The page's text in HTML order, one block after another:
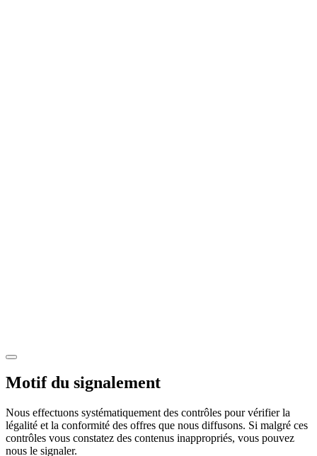
Motif du signalement
Nous effectuons systématiquement des contrôles pour vérifier la
légalité et la conformité des offres que nous diffusons. Si malgré ces
contrôles vous constatez des contenus inappropriés, vous pouvez
nous le signaler.